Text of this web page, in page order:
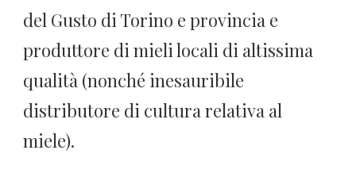
del Gusto di Torino e provincia e
produttore di mieli locali di altissima
qualità (nonché inesauribile
distributore di cultura relativa al
miele).